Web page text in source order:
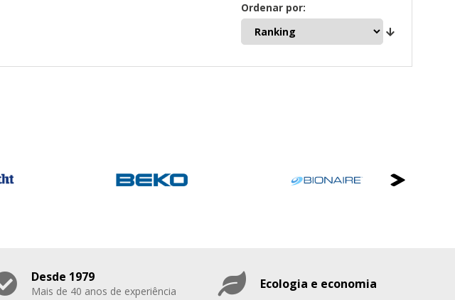
Ordenar por:
Desde 1979
Mais de 40 anos de experiência Ecologia e economia